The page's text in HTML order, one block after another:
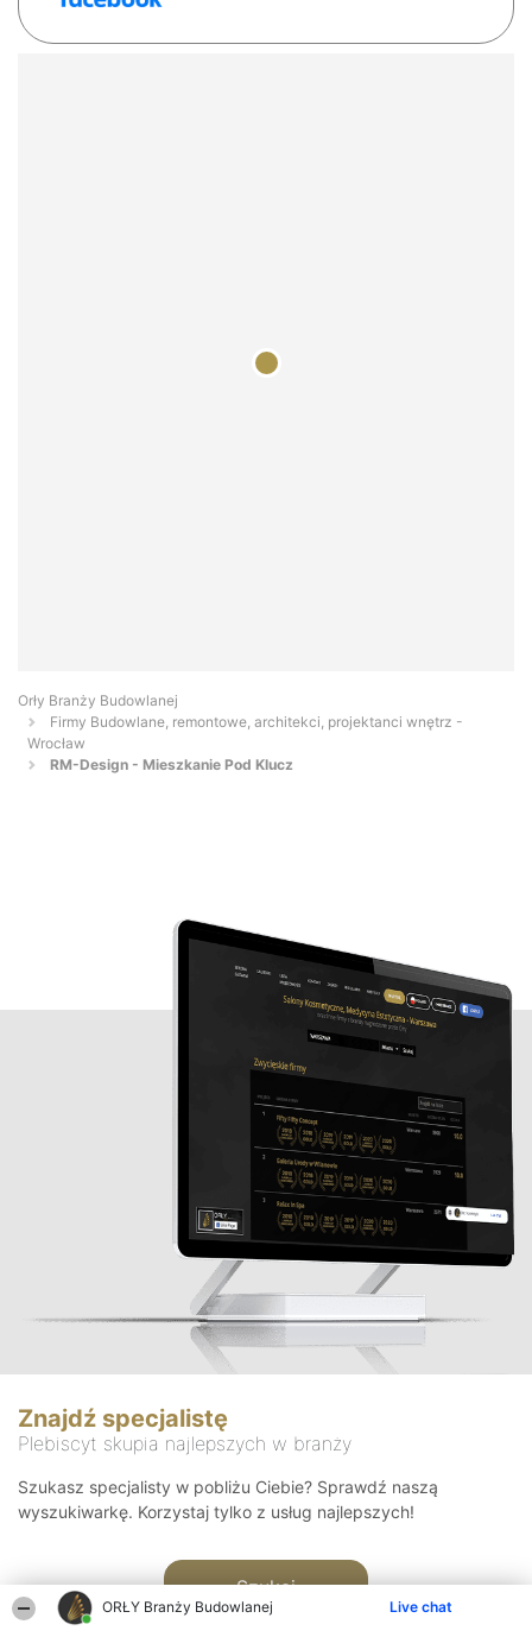
ORŁY Branży Budowlanej Live chat
Orły Branży Budowlanej
Firmy Budowlane, remontowe, architekci, projektanci wnętrz -
Wrocław
RM-Design - Mieszkanie Pod Klucz
Znajdź specjalistę
Plebiscyt skupia najlepszych w branży
Szukasz specjalisty w pobliżu Ciebie? Sprawdź naszą
wyszukiwarkę. Korzystaj tylko z usług najlepszych!
Szukaj